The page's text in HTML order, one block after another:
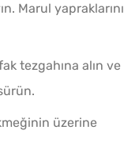
Marul yapraklarını
tezgahına alın ve
üzerine